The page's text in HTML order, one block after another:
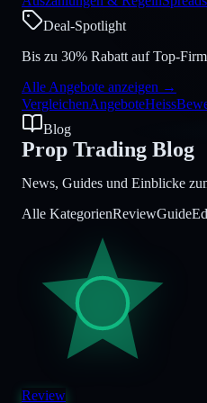
Deal-Spotlight
Bis zu 30% Rabatt auf Top-
Alle Angebote anzeigen →
VergleichenAngeboteHeiss
Blog
Prop Trading Blog
News, Guides und Einblicke
Alle KategorienReviewGuide
Review